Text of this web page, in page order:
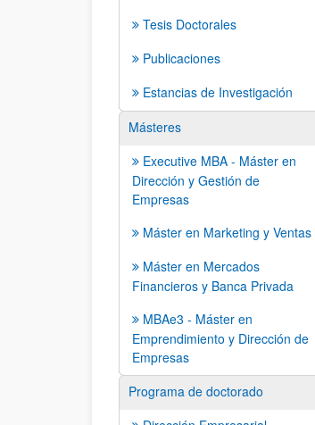
Tesis Doctorales
Publicaciones
Estancias de Investigación
Másteres
Executive MBA - Máster en
Dirección y Gestión de
Empresas
Máster en Marketing y Ventas
Máster en Mercados
Financieros y Banca Privada
MBAe3 - Máster en
Emprendimiento y Dirección de
Empresas
Programa de doctorado